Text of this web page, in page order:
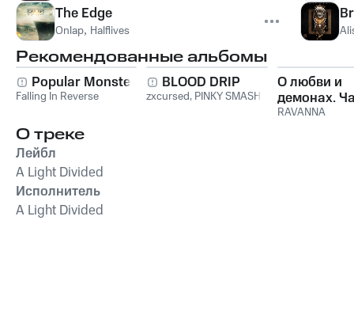
The Edge
Onlap, Halflives
Рекомендованные альбомы
Popular Monster
Falling In Reverse
BLOOD DRIP
zxcursed, PINKY SMASH
О любви и
демонах.
RAVANNA
О треке
Лейбл
A Light Divided
Исполнитель
A Light Divided